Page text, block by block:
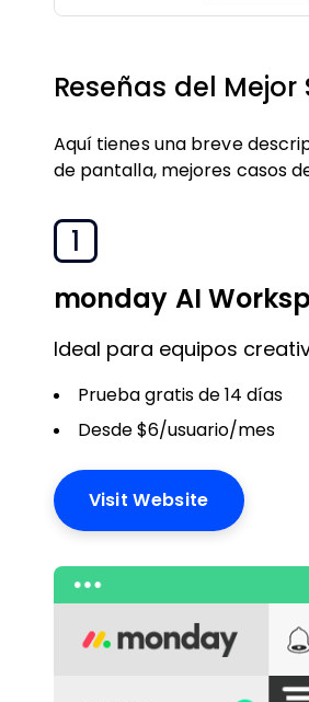
Reseñas del
Aquí tienes una breve
de pantalla, mejores casos
1
monday AI
Ideal para equipos
Prueba gratis de 14 días
Desde $6/usuario/mes
Visit Website